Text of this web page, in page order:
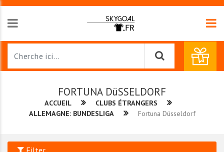
FORTUNA DüSSELDORF
ACCUEIL
CLUBS ÉTRANGERS
ALLEMAGNE: BUNDESLIGA
Fortuna Düsseldorf